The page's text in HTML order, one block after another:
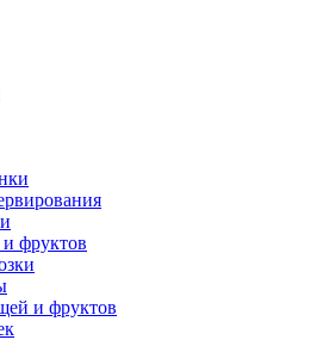
фруктов
и фруктов